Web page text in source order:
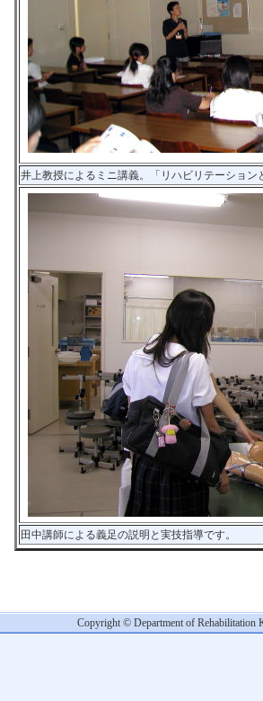
井上教授によるミニ講義。「リハビリテーション
田中講師による義足の説明と実技指導です。
Copyright © Department of Rehabilitation